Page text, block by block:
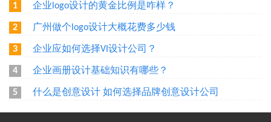
1 企业logo设计的黄金比例是咋样？
2 广州做个logo设计大概花费多少钱
3 企业应如何选择VI设计公司？
4 企业画册设计基础知识有哪些？
5 什么是创意设计 如何选择品牌创意设计公司